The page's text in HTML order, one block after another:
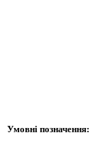
Умовні позначення: